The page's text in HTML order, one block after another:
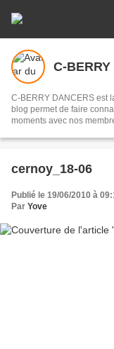
C-
C-BERRY DANCERS est
blog permet de faire
moments avec nos
cernoy_18-06
Publié le 19/06/2010 à
Par Yove